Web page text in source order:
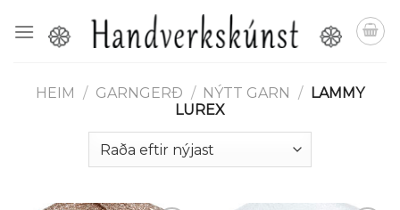
HEIM / GARNGERÐ / NÝTT GARN / LAMMY
LUREX